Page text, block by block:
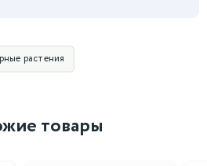
растения
товары